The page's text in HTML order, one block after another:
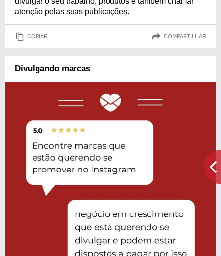
atenção pelas suas publicações.
COPIAR COMPARTILHAR
Divulgando marcas